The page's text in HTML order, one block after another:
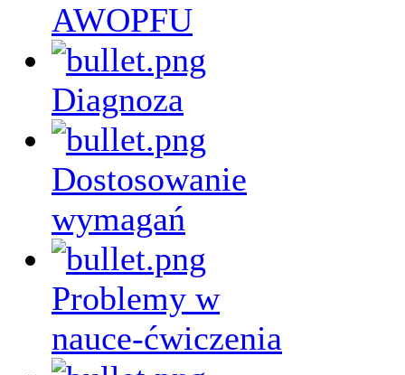
AWOPFU
Diagnoza
Dostosowanie
wymagań
Problemy w
nauce-ćwiczenia